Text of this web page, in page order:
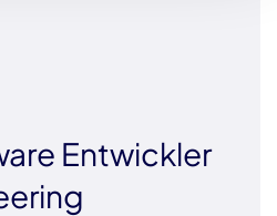
Entwickler